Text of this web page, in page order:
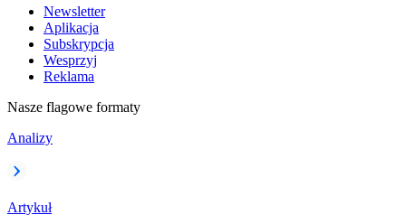
Newsletter
Aplikacja
Subskrypcja
Wesprzyj
Reklama
Nasze flagowe formaty
Analizy
Artykuł